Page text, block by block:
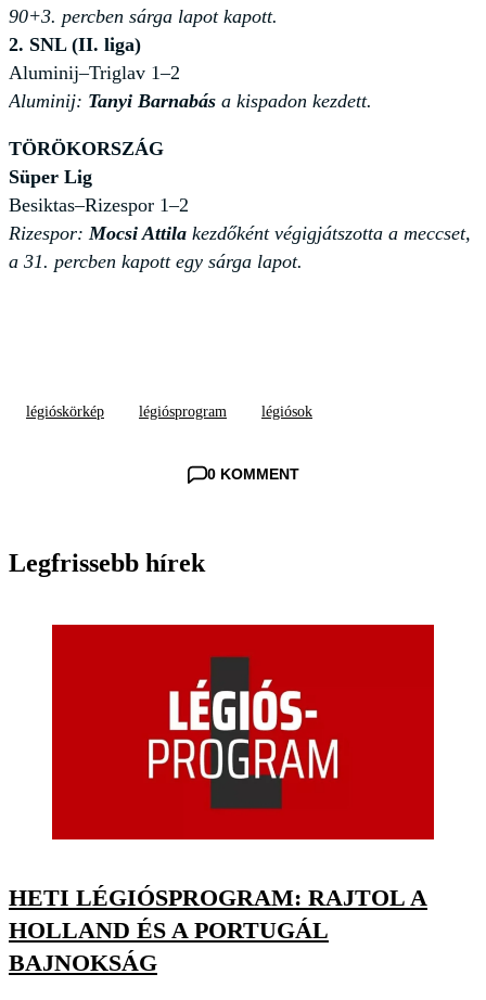
90+3. percben sárga lapot kapott.
2. SNL (II. liga)
Aluminij–Triglav 1–2
Aluminij: Tanyi Barnabás a kispadon kezdett.
TÖRÖKORSZÁG
Süper Lig
Besiktas–Rizespor 1–2
Rizespor:Mocsi Attila kezdőként végigjátszotta a meccset,
a 31. percben kapott egy sárga lapot.
légióskörkép légiósprogram légiósok
0 KOMMENT
Legfrissebb hírek
HETI LÉGIÓSPROGRAM: RAJTOL A
HOLLAND ÉS A PORTUGÁL
BAJNOKSÁG